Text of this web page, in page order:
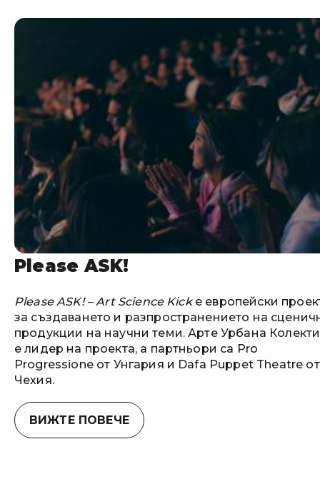
Please ASK!
Please ASK! – Art Science Kickе европейски
за създаването и разпространението на
продукции на научни теми. Арте Урбана
е лидер на проекта, а партньори са Pro
Progressione от Унгария и Dafa Puppet Theatre от
Чехия.
ВИЖТЕ ПОВЕЧЕ